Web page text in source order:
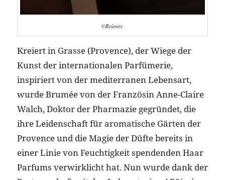
©Brûmée
Kreiert in Grasse (Provence), der Wiege der
Kunst der internationalen Parfümerie,
inspiriert von der mediterranen Lebensart,
wurde Brumée von der Französin Anne-Claire
Walch, Doktor der Pharmazie gegründet, die
ihre Leidenschaft für aromatische Gärten der
Provence und die Magie der Düfte bereits in
einer Linie von Feuchtigkeit spendenden Haar
Parfums verwirklicht hat. Nun wurde dank der